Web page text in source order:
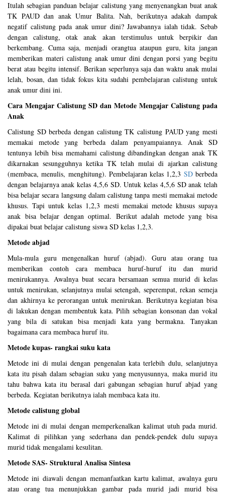
Itulah sebagian panduan belajar calistung yang menyenangkan buat anak
TK PAUD dan anak Umur Balita. Nah, berikutnya adakah dampak
negatif calistung pada anak umur dini? Jawabannya ialah tidak. Sebab
dengan calistung, otak anak akan terstimulus untuk berpikir dan
berkembang. Cuma saja, menjadi orangtua ataupun guru, kita jangan
memberikan materi calistung anak umur dini dengan porsi yang begitu
berat atau begitu intensif. Berikan seperlunya saja dan waktu anak mulai
lelah, bosan, dan tidak fokus kita sudahi pembelajaran calistung untuk
anak umur dini ini.
Cara Mengajar Calistung SD dan Metode Mengajar Calistung pada
Anak
Calistung SD berbeda dengan calistung TK calistung PAUD yang mesti
memakai metode yang berbeda dalam penyampaiannya. Anak SD
tentunya lebih bisa memahami calistung dibandingkan dengan anak TK
dikarnakan sesungguhnya ketika TK telah mulai di ajarkan calistung
(membaca, menulis, menghitung). Pembelajaran kelas 1,2,3 SDberbeda
dengan belajarnya anak kelas 4,5,6 SD. Untuk kelas 4,5,6 SD anak telah
bisa belajar secara langsung dalam calistung tanpa mesti memakai metode
khusus. Tapi untuk kelas 1,2,3 mesti memakai metode khusus supaya
anak bisa belajar dengan optimal. Berikut adalah metode yang bisa
dipakai buat belajar calistung siswa SD kelas 1,2,3.
Metode abjad
Mula-mula guru mengenalkan huruf (abjad). Guru atau orang tua
memberikan contoh cara membaca huruf-huruf itu dan murid
menirukannya. Awalnya buat secara bersamaan semua murid di kelas
untuk menirukan, selanjutnya mulai setengah, seperempat, rekan semeja
dan akhirnya ke perorangan untuk menirukan. Berikutnya kegiatan bisa
di lakukan dengan membentuk kata. Pilih sebagian konsonan dan vokal
yang bila di satukan bisa menjadi kata yang bermakna. Tanyakan
bagaimana cara membaca huruf itu.
Metode kupas- rangkai suku kata
Metode ini di mulai dengan pengenalan kata terlebih dulu, selanjutnya
kata itu pisah dalam sebagian suku yang menyusunnya, maka murid itu
tahu bahwa kata itu berasal dari gabungan sebagian huruf abjad yang
berbeda. Kegiatan berikutnya ialah membaca kata itu.
Metode calistung global
Metode ini di mulai dengan memperkenalkan kalimat utuh pada murid.
Kalimat di pilihkan yang sederhana dan pendek-pendek dulu supaya
murid tidak mengalami kesulitan.
Metode SAS- Struktural Analisa Sintesa
Metode ini diawali dengan memanfaatkan kartu kalimat, awalnya guru
atau orang tua menunjukkan gambar pada murid jadi murid bisa